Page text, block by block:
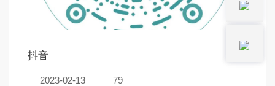
抖音
2023-02-13 79